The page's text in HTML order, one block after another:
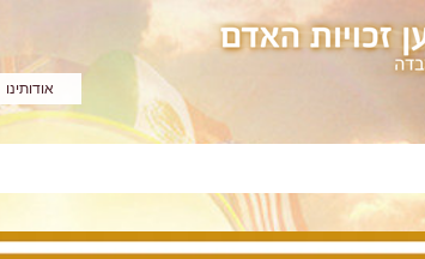
אודותינו